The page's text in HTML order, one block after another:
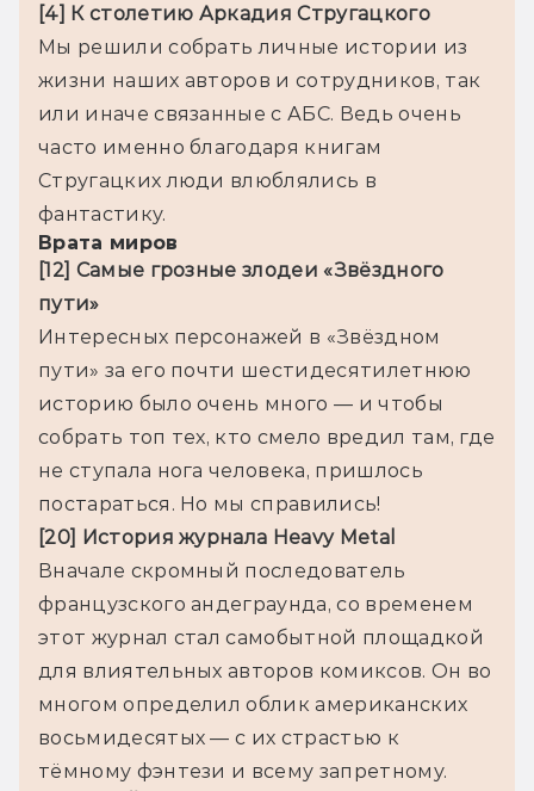
[4] К столетию Аркадия Стругацкого
Мы решили собрать личные истории из
жизни наших авторов и сотрудников, так
или иначе связанные с АБС. Ведь очень
часто именно благодаря книгам
Стругацких люди влюблялись в
фантастику.
Врата миров
[12] Самые грозные злодеи «Звёздного
пути»
Интересных персонажей в «Звёздном
пути» за его почти шестидесятилетнюю
историю было очень много — и чтобы
собрать топ тех, кто смело вредил там, где
не ступала нога человека, пришлось
постараться. Но мы справились!
[20] История журнала Heavy Metal
Вначале скромный последователь
французского андеграунда, со временем
этот журнал стал самобытной площадкой
для влиятельных авторов комиксов. Он во
многом определил облик американских
восьмидесятых — с их страстью к
тёмному фэнтези и всему запретному.